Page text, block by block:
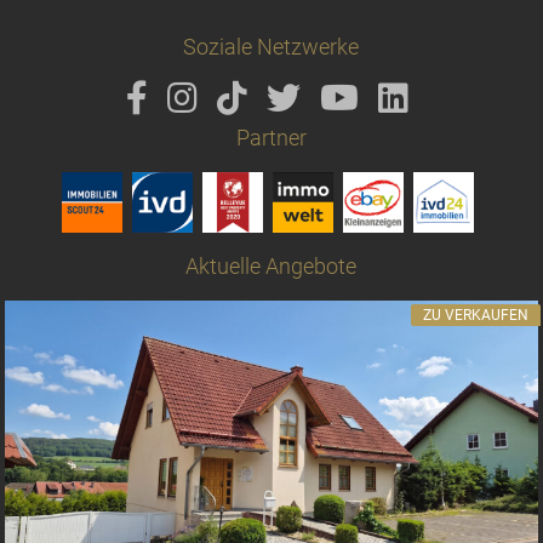
Soziale Netzwerke
Partner
Aktuelle Angebote
ZU VERKAUFEN